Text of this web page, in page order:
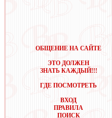
ОБЩЕНИЕ НА САЙТЕ
ЭТО ДОЛЖЕН
ЗНАТЬ КАЖДЫЙ!!!
ГДЕ ПОСМОТРЕТЬ
ВХОД
ПРАВИЛА
ПОИСК